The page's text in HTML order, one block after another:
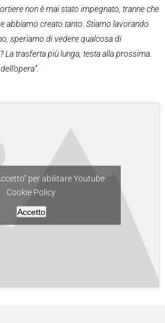
non è mai stato impegnato, tranne che
abbiamo creato tanto. Stiamo lavorando
speriamo di vedere qualcosa di
La trasferta più lunga, testa alla prossima.
per abilitare Youtube
Cookie Policy
Accetto